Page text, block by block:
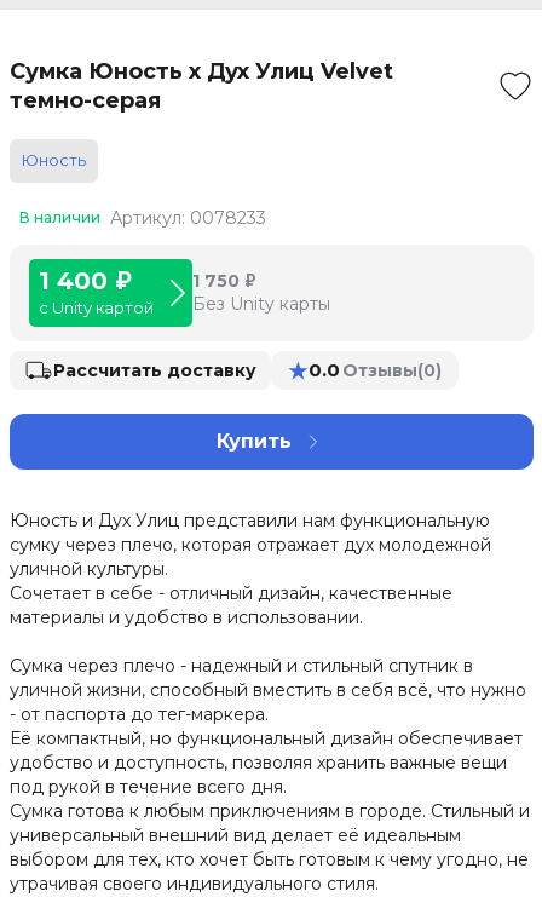
Сумка Юность х Дух Улиц Velvet
темно-серая
Юность
В наличии Артикул: 0078233
1 400 ₽
с Unity картой
1 750 ₽
Без Unity карты
Рассчитать доставку ★0.0 Отзывы(0)
Купить
Юность и Дух Улиц представили нам функциональную
сумку через плечо, которая отражает дух молодежной
уличной культуры.
Сочетает в себе - отличный дизайн, качественные
материалы и удобство в использовании.
Сумка через плечо - надежный и стильный спутник в
уличной жизни, способный вместить в себя всё, что нужно
- от паспорта до тег-маркера.
Её компактный, но функциональный дизайн обеспечивает
удобство и доступность, позволяя хранить важные вещи
под рукой в течение всего дня.
Сумка готова к любым приключениям в городе. Стильный и
универсальный внешний вид делает её идеальным
выбором для тех, кто хочет быть готовым к чему угодно, не
утрачивая своего индивидуального стиля.